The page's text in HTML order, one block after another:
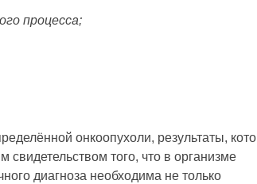
процесса;
онкоопухоли, результаты,
того, что в организме
диагноза необходима не только